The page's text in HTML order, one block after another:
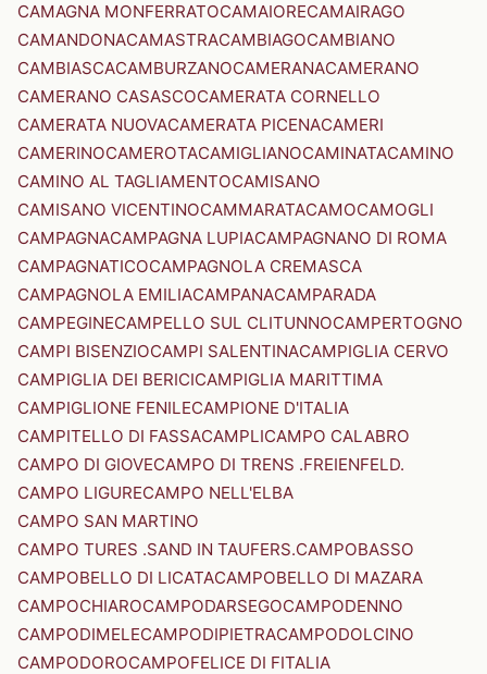
CAMAGNA MONFERRATOCAMAIORECAMAIRAGO
CAMANDONACAMASTRACAMBIAGOCAMBIANO
CAMBIASCACAMBURZANOCAMERANACAMERANO
CAMERANO CASASCOCAMERATA CORNELLO
CAMERATA NUOVACAMERATA PICENACAMERI
CAMERINOCAMEROTACAMIGLIANOCAMINATACAMINO
CAMINO AL TAGLIAMENTOCAMISANO
CAMISANO VICENTINOCAMMARATACAMOCAMOGLI
CAMPAGNACAMPAGNA LUPIACAMPAGNANO DI ROMA
CAMPAGNATICOCAMPAGNOLA CREMASCA
CAMPAGNOLA EMILIACAMPANACAMPARADA
CAMPEGINECAMPELLO SUL CLITUNNOCAMPERTOGNO
CAMPI BISENZIOCAMPI SALENTINACAMPIGLIA CERVO
CAMPIGLIA DEI BERICICAMPIGLIA MARITTIMA
CAMPIGLIONE FENILECAMPIONE D'ITALIA
CAMPITELLO DI FASSACAMPLICAMPO CALABRO
CAMPO DI GIOVECAMPO DI TRENS .FREIENFELD.
CAMPO LIGURECAMPO NELL'ELBA
CAMPO SAN MARTINO
CAMPO TURES .SAND IN TAUFERS.CAMPOBASSO
CAMPOBELLO DI LICATACAMPOBELLO DI MAZARA
CAMPOCHIAROCAMPODARSEGOCAMPODENNO
CAMPODIMELECAMPODIPIETRACAMPODOLCINO
CAMPODOROCAMPOFELICE DI FITALIA